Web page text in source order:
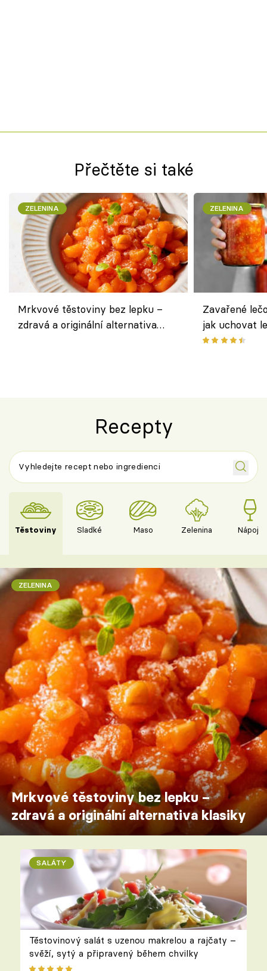
Přečtěte si také
ZELENINA
Mrkvové těstoviny bez lepku –
zdravá a originální alternativa
ZELENINA
Zavařené
jak uchovat
Recepty
Těstoviny Sladké Maso Zelenina Nápoje
ZELENINA
Mrkvové těstoviny bez lepku –
zdravá a originální alternativa klasiky
SALÁTY
Těstovinový salát s uzenou makrelou a rajčaty –
svěží, sytý a připravený během chvilky